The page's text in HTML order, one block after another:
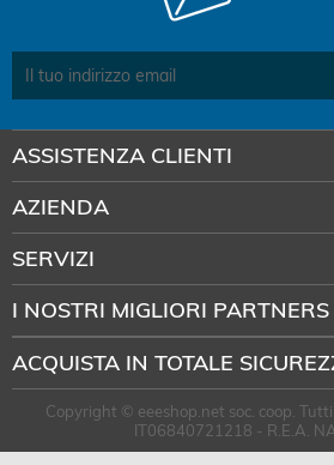
ASSISTENZA CLIENTI
AZIENDA
SERVIZI
I NOSTRI MIGLIORI PARTNERS
ACQUISTA IN TOTALE
Copyright © eeeshop.net soc. coop.
IT06840721218 - R.E.A.